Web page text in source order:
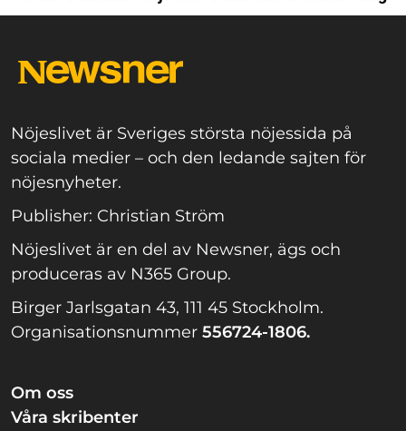
Nöjeslivet är Sveriges största nöjessida på
sociala medier – och den ledande sajten för
nöjesnyheter.
Publisher: Christian Ström
Nöjeslivet är en del av Newsner, ägs och
produceras av N365 Group.
Birger Jarlsgatan 43, 111 45 Stockholm.
Organisationsnummer 556724-1806.
Om oss
Våra skribenter